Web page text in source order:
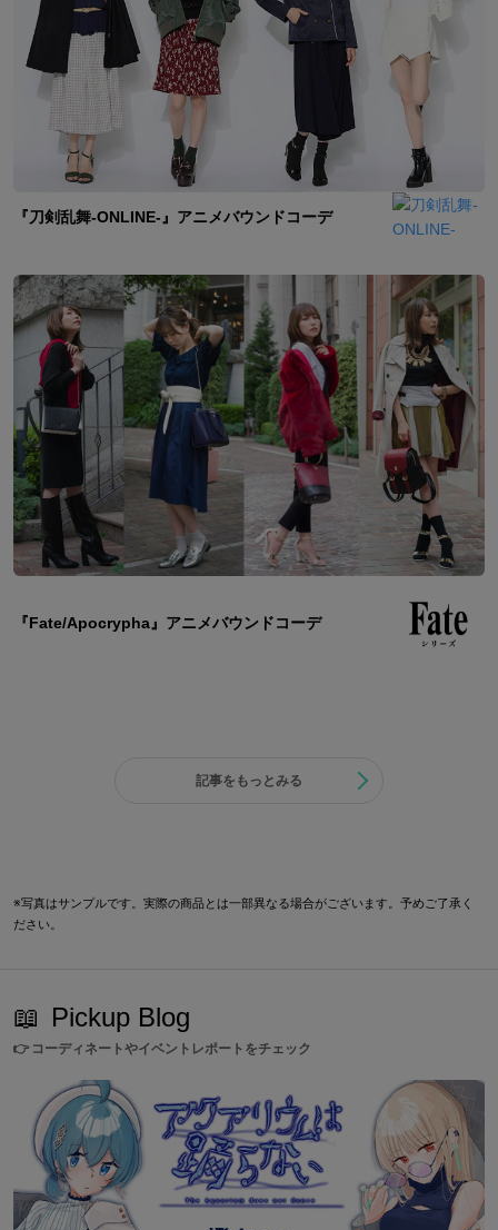
『刀剣乱舞-ONLINE-』アニメバウンドコーデ
『Fate/Apocrypha』アニメバウンドコーデ
記事をもっとみる
※写真はサンプルです。実際の商品とは一部異なる場合がございます。予めご了承く
ださい。
📖 Pickup Blog
👉 コーディネートやイベントレポートをチェック